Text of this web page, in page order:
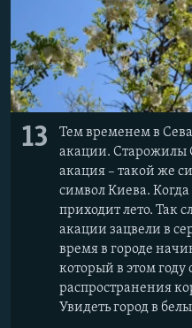
13
Тем временем в
акации. Старожилы
акация – такой же
символ Киева. Когда
приходит лето. Так
акации зацвели в
время в городе
который в этом году
распространения
Увидеть город в